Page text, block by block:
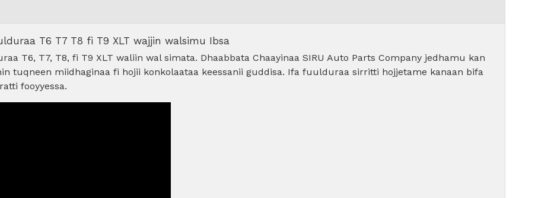
T6 T7 T8 fi T9 XLT wajjin walsimu Ibsa
T6, T7, T8, fi T9 XLT waliin wal simata. Dhaabbata Chaayinaa SIRU Auto Parts Company jedhamu kan
tuqneen miidhaginaa fi hojii konkolaataa keessanii guddisa. Ifa fuulduraa sirritti hojjetame kanaan bifa
fooyyessa.